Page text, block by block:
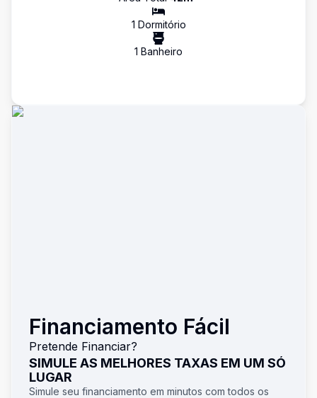
1 Dormitório
1 Banheiro
Financiamento Fácil
Pretende Financiar?
SIMULE AS MELHORES TAXAS EM UM SÓ
LUGAR
Simule seu financiamento em minutos com todos os